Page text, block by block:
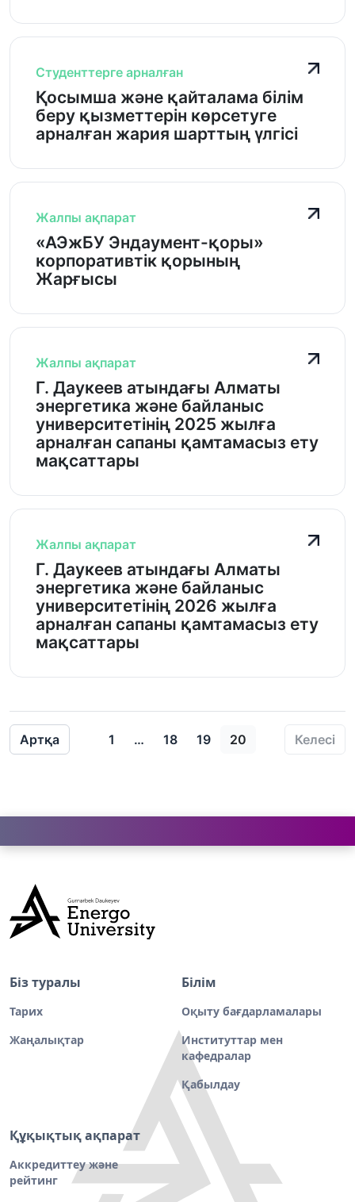
Студенттерге арналған
Қосымша және қайталама білім
беру қызметтерін көрсетуге
арналған жария шарттың үлгісі
Жалпы ақпарат
«АЭжБУ Эндаумент-қоры»
корпоративтік қорының
Жарғысы
Жалпы ақпарат
Г. Даукеев атындағы Алматы
энергетика және байланыс
университетінің 2025 жылға
арналған сапаны қамтамасыз ету
мақсаттары
Жалпы ақпарат
Г. Даукеев атындағы Алматы
энергетика және байланыс
университетінің 2026 жылға
арналған сапаны қамтамасыз ету
мақсаттары
Артқа 1 … 18 19 20 Келесі
Біз туралы
Тарих
Жаңалықтар
Білім
Оқыту бағдарламалары
Институттар мен
кафедралар
Қабылдау
Құқықтық ақпарат
Аккредиттеу және
рейтинг